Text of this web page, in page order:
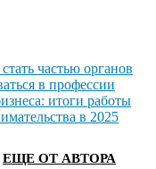
частью органов
в профессии
итоги работы
в 2025
ЕЩЕ ОТ АВТОРА